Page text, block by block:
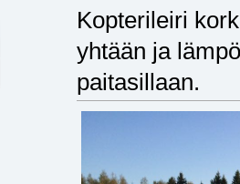
Kopterileiri
yhtään ja
paitasillaan.